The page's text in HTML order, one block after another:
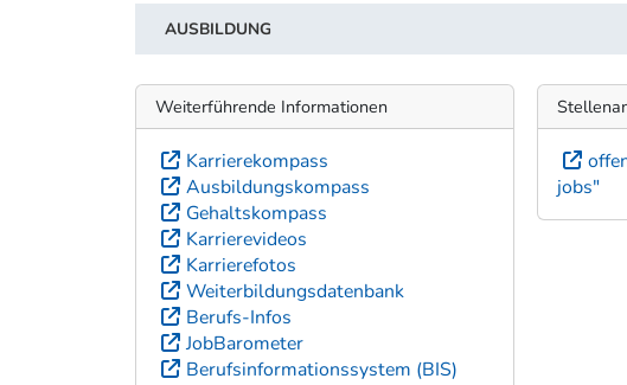
AUSBILDUNG
Weiterführende Informationen
Karrierekompass
Ausbildungskompass
Gehaltskompass
Karrierevideos
Karrierefotos
Weiterbildungsdatenbank
Berufs-Infos
JobBarometer
Berufsinformationssystem (BIS)
jobs"